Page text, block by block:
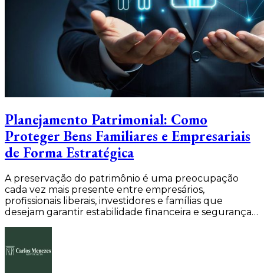
Planejamento Patrimonial: Como
Proteger Bens Familiares e Empresariais
de Forma Estratégica
A preservação do patrimônio é uma preocupação
cada vez mais presente entre empresários,
profissionais liberais, investidores e famílias que
desejam garantir estabilidade financeira e segurança…